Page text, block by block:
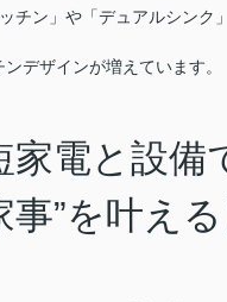
チン」や「デュアルシンク
デザインが増えています。
家電と設備
”を叶える